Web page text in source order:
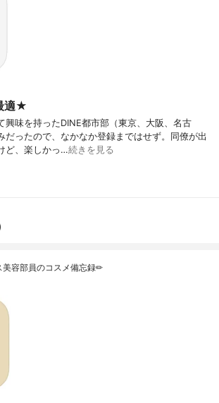
適★
興味を持ったDINE都市部（東京、大阪、名古
だったので、なかなか登録まではせず。同僚が出
ど、楽しかっ…続きを見る
美容部員のコスメ備忘録✏︎